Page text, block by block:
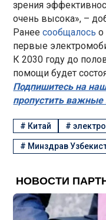
зрения
очень высока», –
Ранеесообщалосьо
первые
К 2030 году до
помощи будет
Подпишитесь на
пропустить важные
# Китай #
# Минздрав